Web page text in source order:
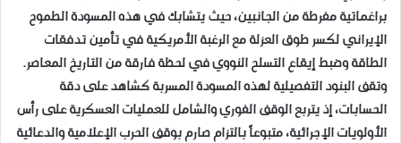
براغماتية مفرطة من الجانبين، حيث يتشابك في هذه المسودة الطموح
الإيراني لكسر طوق العزلة مع الرغبة الأمريكية في تأمين تدفقات
الطاقة وضبط إيقاع التسلح النووي في لحظة فارقة من التاريخ المعاصر.
​وتقف البنود التفصيلية لهذه المسودة المسربة كشاهد على دقة
الحسابات، إذ يتربع الوقف الفوري والشامل للعمليات العسكرية على رأس
الأولويات الإجرائية، متبوعاً بالتزام صارم بوقف الحرب الإعلامية والدعائية